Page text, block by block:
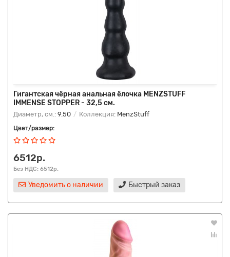
Гигантская чёрная анальная ёлочка MENZSTUFF
IMMENSE STOPPER - 32,5 см.
Диаметр, см.: 9.50 Коллекция: MenzStuff
Цвет/размер:
6512р.
Без НДС: 6512р.
Уведомить о наличии Быстрый заказ